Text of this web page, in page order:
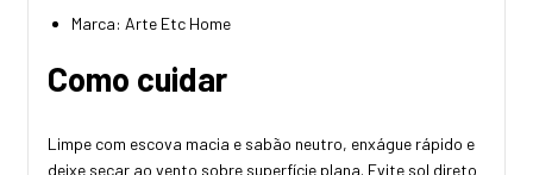
Marca: Arte Etc Home
Como cuidar
Limpe com escova macia e sabão neutro, enxágue rápido e
deixe secar ao vento sobre superfície plana. Evite sol direto